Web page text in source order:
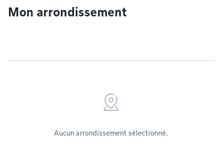
Mon arrondissement
Aucun arrondissement sélectionné.